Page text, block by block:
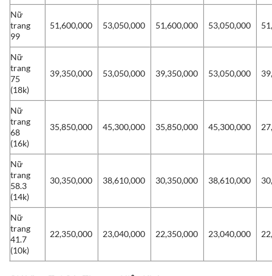
Nữ
trang
99
51,600,000 53,050,000 51,600,000 53,050,000
Nữ
trang
75
(18k)
39,350,000 53,050,000 39,350,000 53,050,000
Nữ
trang
68
(16k)
35,850,000 45,300,000 35,850,000 45,300,000
Nữ
trang
58.3
(14k)
30,350,000 38,610,000 30,350,000 38,610,000
Nữ
trang
41.7
(10k)
22,350,000 23,040,000 22,350,000 23,040,000